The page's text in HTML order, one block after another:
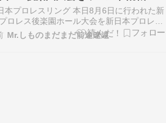
本プロレスリング 本日8月6日に行われた新
ロレス後楽園ホール大会を新日本プロレス
ドで視聴しました！ 第5試合はIce対
のG1公式戦。Iceがめちゃめちゃ興奮し
Mr.しものまだまだ前途遼遠